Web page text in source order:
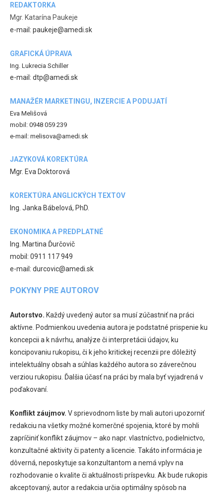
REDAKTORKA
Mgr. Katarína Paukeje
e-mail: paukeje@amedi.sk
GRAFICKÁ ÚPRAVA
Ing. Lukrecia Schiller
e-mail: dtp@amedi.sk
MANAŽÉR MARKETINGU, INZERCIE A PODUJATÍ
Eva Melišová
mobil: 0948 059 239
e-mail: melisova@amedi.sk
JAZYKOVÁ KOREKTÚRA
Mgr. Eva Doktorová
KOREKTÚRA ANGLICKÝCH TEXTOV
Ing. Janka Bábelová, PhD.
EKONOMIKA A PREDPLATNÉ
Ing. Martina Ďurčovič
mobil: 0911 117 949
e-mail: durcovic@amedi.sk
POKYNY PRE AUTOROV
Autorstvo. Každý uvedený autor sa musí zúčastniť na práci
aktívne. Podmienkou uvedenia autora je podstatné prispenie ku
koncepcii a k návrhu, analýze či interpretácii údajov, ku
koncipovaniu rukopisu, či k jeho kritickej recenzii pre dôležitý
intelektuálny obsah a súhlas každého autora so záverečnou
verziou rukopisu. Ďalšia účasť na práci by mala byť vyjadrená v
poďakovaní.
Konflikt záujmov. V sprievodnom liste by mali autori upozorniť
redakciu na všetky možné komerčné spojenia, ktoré by mohli
zapríčiniť konflikt záujmov – ako napr. vlastníctvo, podielnictvo,
konzultačné aktivity či patenty a licencie. Takáto informácia je
dôverná, neposkytuje sa konzultantom a nemá vplyv na
rozhodovanie o kvalite či aktuálnosti príspevku. Ak bude rukopis
akceptovaný, autor a redakcia určia optimálny spôsob na